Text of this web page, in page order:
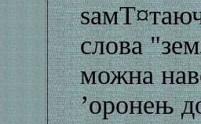
слова
можна
’оронењ